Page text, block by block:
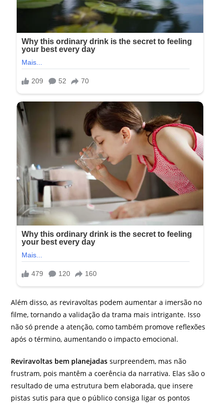
Além disso, as reviravoltas podem aumentar a imersão no
filme, tornando a validação da trama mais intrigante. Isso
não só prende a atenção, como também promove reflexões
após o término, aumentando o impacto emocional.
Reviravoltas bem planejadas surpreendem, mas não
frustram, pois mantêm a coerência da narrativa. Elas são o
resultado de uma estrutura bem elaborada, que insere
pistas sutis para que o público consiga ligar os pontos